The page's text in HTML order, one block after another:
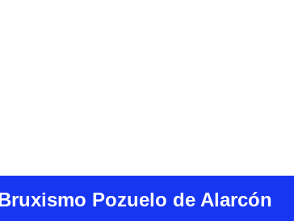
Pozuelo de Alarcón